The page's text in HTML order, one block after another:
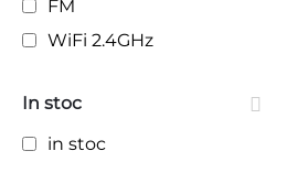
lampa APAL
MAXIMA ULTRA 36
NICE HOME
FM
WiFi 2.4GHz
In stoc
in stoc